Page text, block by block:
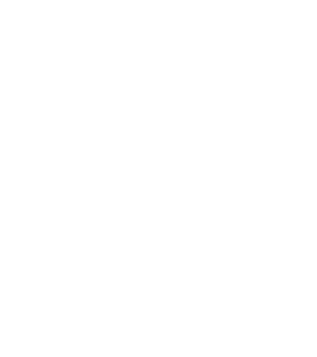
Online-Antrag bei der
Vorprüfung.